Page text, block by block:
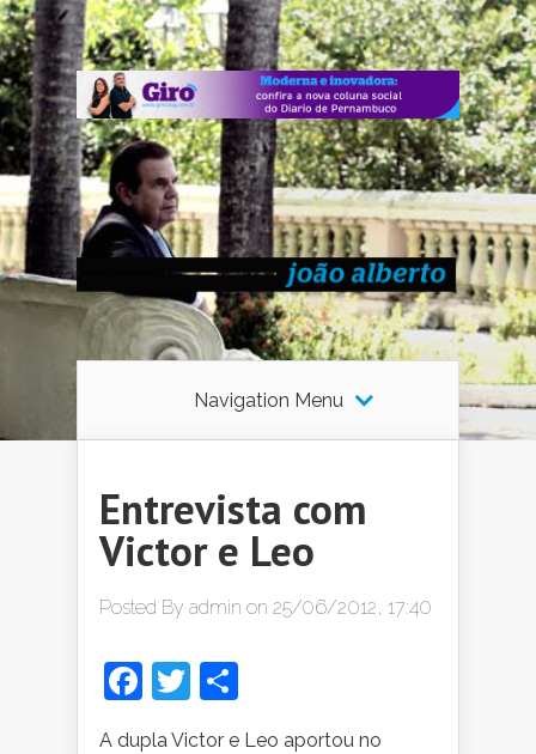
Navigation Menu
Entrevista com
Victor e Leo
Posted By admin on 25/06/2012, 17:40
Facebook
Twitter
A dupla Victor e Leo aportou no